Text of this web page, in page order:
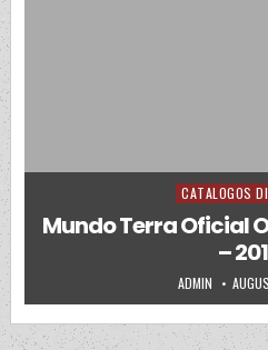
Posted in
CATALOGOS
Mundo Terra Oficial
–
AUTHOR:
ADMIN